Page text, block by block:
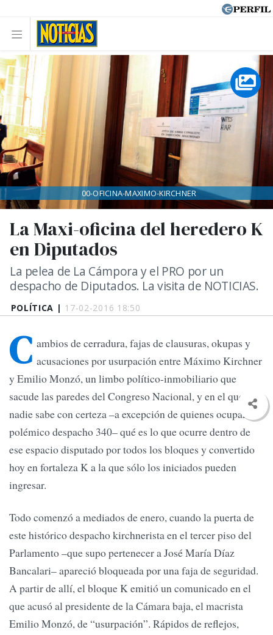
POLÍTICA | 17-02-2016 18:50
La Maxi-oficina del heredero K
en Diputados
La pelea de La Cámpora y el PRO por un
despacho de Diputados. La visita de NOTICIAS.
00-OFICINA-MAXIMO-KIRCHNER
C ambios de cerradura, fajas de clausuras, okupas y
acusaciones por usurpación entre Máximo Kirchner
y Emilio Monzó, un limbo político-inmobiliario que
sacude las paredes del Congreso Nacional, y en el que
nadie sabe con certeza –a excepción de quienes ocupan el
polémico despacho 340– qué es lo que ocurre dentro de
ese espacio disputado por todos los bloques y convertido
hoy en fortaleza K a la que sólo los iniciados pueden
ingresar.
Todo comenzó a mediados de enero, cuando la puerta de
este histórico despacho kirchnerista en el tercer piso del
Parlamento –que supo pertenecer a José María Díaz
Bancalari– apareció bloqueada por una faja de seguridad.
A partir de allí, el bloque K emitió un comunicado en el
que acusó al presidente de la Cámara baja, el macrista
Emilio Monzó, de “usurpación”. Rápidos de reflejos,